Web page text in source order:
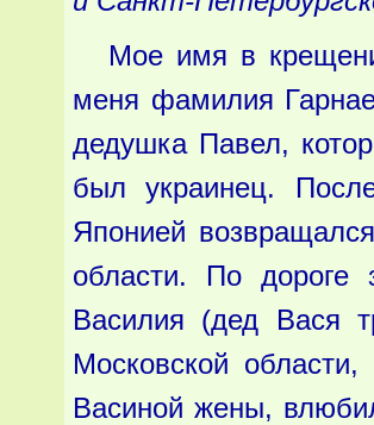
Мое имя в
меня фамилия
дедушка Павел,
был украинец.
Японией
области. По дороге
Василия (дед Вася
Московской
Васиной жены,